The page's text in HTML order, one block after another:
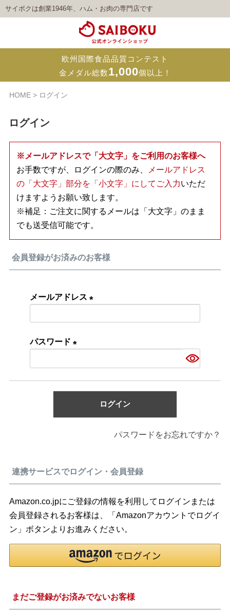
サイボクは創業1946年、ハム・お肉の専門店です
欧州国際食品品質コンテスト
金メダル総数1,000個以上！
HOME ログイン
ログイン
※メールアドレスで「大文字」をご利用のお客様へ
お手数ですが、ログインの際のみ、 メールアドレス
の「大文字」部分を「小文字」にしてご入力いただ
けますようお願い致します。
※補足：ご注文に関するメールは「大文字」のまま
でも送受信可能です。
会員登録がお済みのお客様
メールアドレス
パスワード
ログイン
パスワードをお忘れですか？
連携サービスでログイン・会員登録
Amazon.co.jpにご登録の情報を利用してログインまたは
会員登録されるお客様は、「Amazonアカウントでログイ
ン」ボタンよりお進みください。
まだご登録がお済みでないお客様